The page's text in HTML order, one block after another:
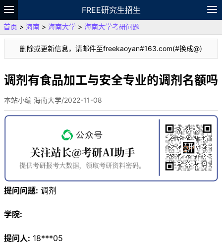
FREE研究生招生
题库
故事 专题 APP 笔记
VIP
资料
首页 > 海南 > 海南大学 > 海南大学考研问题
删除或更新信息，请邮件至freekaoyan#163.com(#换成@)
调剂有食品加工与安全专业的调剂名额吗
本站小编 海南大学/2022-11-08
提问问题: 调剂
学院:
提问人: 18***05